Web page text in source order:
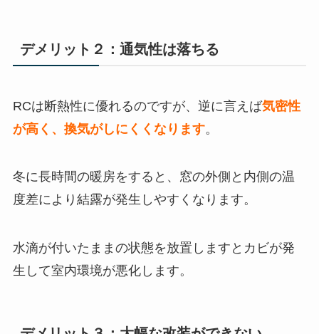
デメリット２：通気性は落ちる
RCは断熱性に優れるのですが、逆に言えば気密性
が高く、換気がしにくくなります。
冬に長時間の暖房をすると、窓の外側と内側の温
度差により結露が発生しやすくなります。
水滴が付いたままの状態を放置しますとカビが発
生して室内環境が悪化します。